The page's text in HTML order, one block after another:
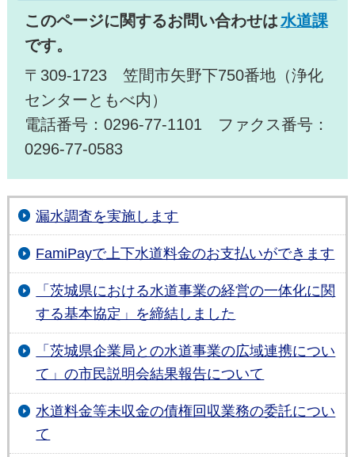
このページに関するお問い合わせは水道課
です。
〒309-1723 笠間市矢野下750番地（浄化
センターともべ内）
電話番号：0296-77-1101 ファクス番号：
0296-77-0583
漏水調査を実施します
FamiPayで上下水道料金のお支払いができます
「茨城県における水道事業の経営の一体化に関
する基本協定」を締結しました
「茨城県企業局との水道事業の広域連携につい
て」の市民説明会結果報告について
水道料金等未収金の債権回収業務の委託につい
て